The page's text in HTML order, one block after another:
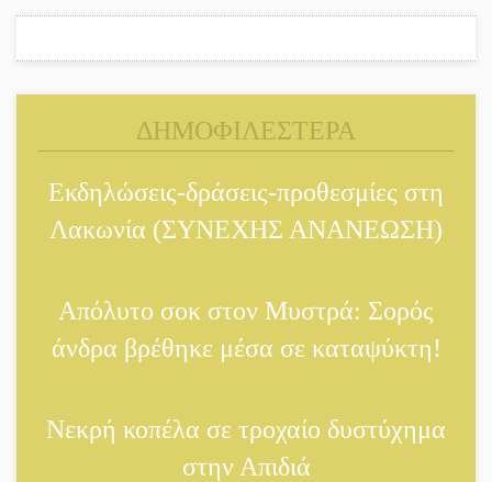
ΔΗΜΟΦΙΛΕΣΤΕΡΑ
Εκδηλώσεις-δράσεις-προθεσμίες στη
Λακωνία (ΣΥΝΕΧΗΣ ΑΝΑΝΕΩΣΗ)
Απόλυτο σοκ στον Μυστρά: Σορός
άνδρα βρέθηκε μέσα σε καταψύκτη!
Νεκρή κοπέλα σε τροχαίο δυστύχημα
στην Απιδιά